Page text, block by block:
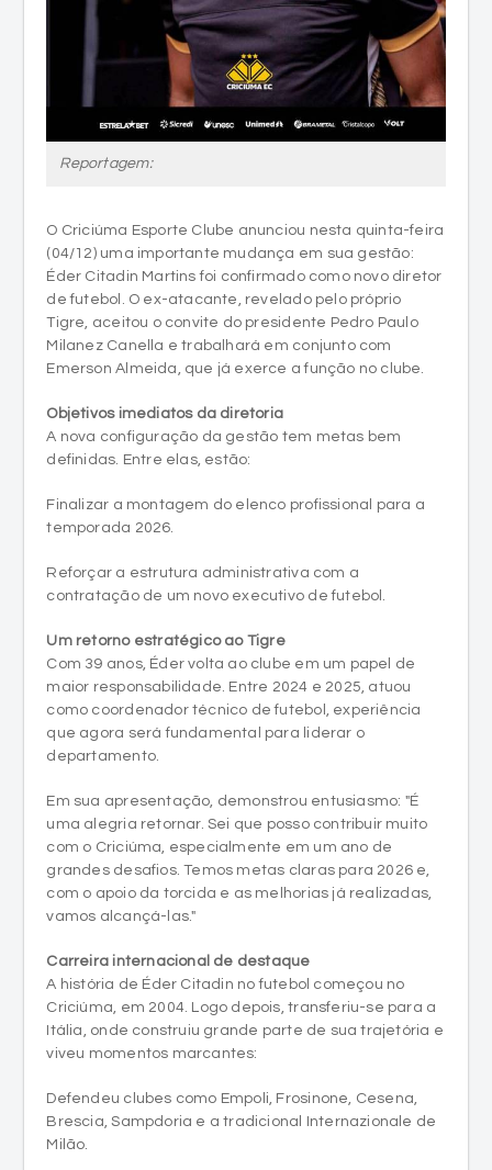
Reportagem:
O Criciúma Esporte Clube anunciou nesta quinta-feira
(04/12) uma importante mudança em sua gestão:
Éder Citadin Martins foi confirmado como novo diretor
de futebol. O ex-atacante, revelado pelo próprio
Tigre, aceitou o convite do presidente Pedro Paulo
Milanez Canella e trabalhará em conjunto com
Emerson Almeida, que já exerce a função no clube.
Objetivos imediatos da diretoria
A nova configuração da gestão tem metas bem
definidas. Entre elas, estão:
Finalizar a montagem do elenco profissional para a
temporada 2026.
Reforçar a estrutura administrativa com a
contratação de um novo executivo de futebol.
Um retorno estratégico ao Tigre
Com 39 anos, Éder volta ao clube em um papel de
maior responsabilidade. Entre 2024 e 2025, atuou
como coordenador técnico de futebol, experiência
que agora será fundamental para liderar o
departamento.
Em sua apresentação, demonstrou entusiasmo: "É
uma alegria retornar. Sei que posso contribuir muito
com o Criciúma, especialmente em um ano de
grandes desafios. Temos metas claras para 2026 e,
com o apoio da torcida e as melhorias já realizadas,
vamos alcançá-las."
Carreira internacional de destaque
A história de Éder Citadin no futebol começou no
Criciúma, em 2004. Logo depois, transferiu-se para a
Itália, onde construiu grande parte de sua trajetória e
viveu momentos marcantes:
Defendeu clubes como Empoli, Frosinone, Cesena,
Brescia, Sampdoria e a tradicional Internazionale de
Milão.